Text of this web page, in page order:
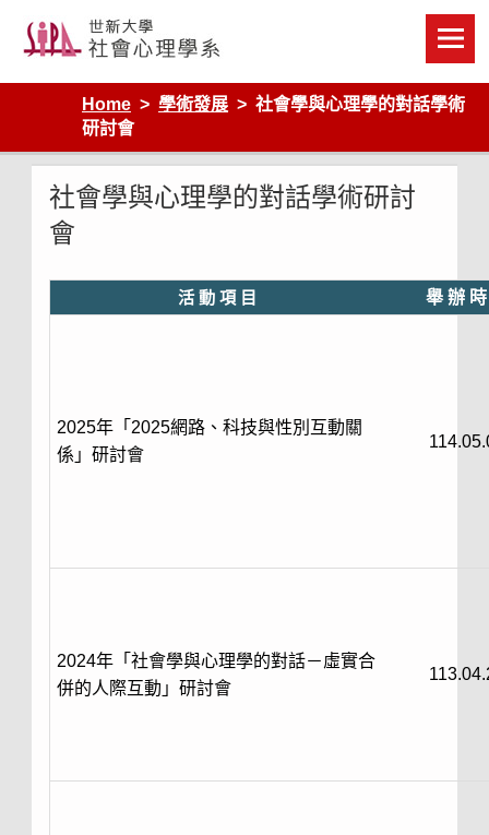
content
Home 學術發展
社會學與心理學的對話學術
研討會
社會學與心理學的對話學術研討
會
活 動 項 目 舉 辦
2025年「2025網路、科技與性別互動關
係」研討會
2024年「社會學與心理學的對話－虛實合
併的人際互動」研討會